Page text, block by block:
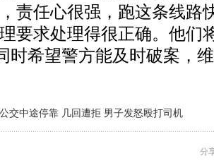
责任心很强，跑这条线路
要求处理得很正确。他们
时希望警方能及时破案，
交中途停靠 几回遭拒 男子发怒殴打司机
分